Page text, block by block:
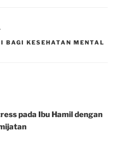
BAGI KESEHATAN MENTAL
pada Ibu Hamil dengan